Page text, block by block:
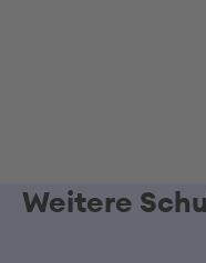
Weitere